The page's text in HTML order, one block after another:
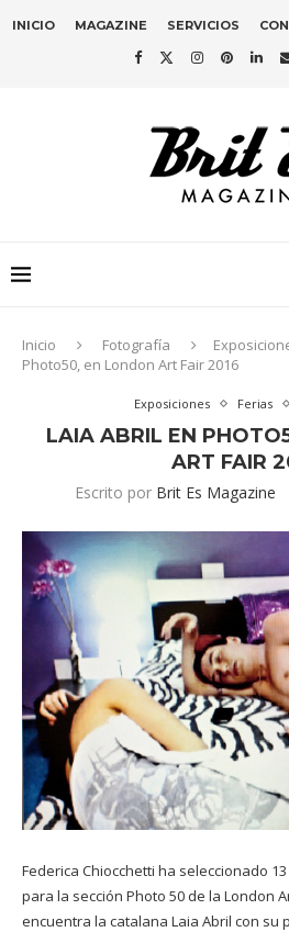
INICIO MAGAZINE SERVICIOS
Inicio Fotografía
Photo50, en London Art Fair 2016
Exposiciones Ferias
LAIA ABRIL EN
ART FAIR
Escrito por Brit Es Magazine
Federica Chiocchetti ha seleccionado
para la sección Photo 50 de la London
encuentra la catalana Laia Abril con su